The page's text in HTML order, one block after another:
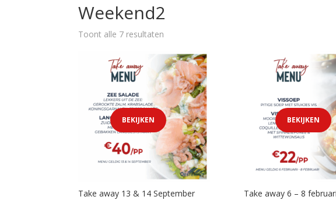
Weekend2
Toont alle 7 resultaten
BEKIJKEN
Take away 13 & 14 September
BEKIJKEN
Take away 6 – 8 februari